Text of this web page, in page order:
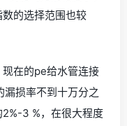
的选择范围也较
在的pe给水管连接
损率不到十万分之
3 %，在很大程度